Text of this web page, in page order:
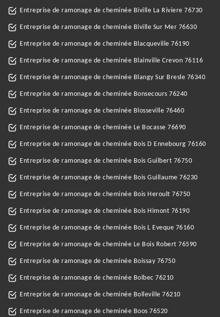
Entreprise de ramonage de cheminée Biville La Riviere 76730
Entreprise de ramonage de cheminée Biville Sur Mer 76630
Entreprise de ramonage de cheminée Blacqueville 76190
Entreprise de ramonage de cheminée Blainville Crevon 76116
Entreprise de ramonage de cheminée Blangy Sur Bresle 76340
Entreprise de ramonage de cheminée Bonsecours 76240
Entreprise de ramonage de cheminée Blosseville 76460
Entreprise de ramonage de cheminée Le Bocasse 76690
Entreprise de ramonage de cheminée Bois D Ennebourg 76160
Entreprise de ramonage de cheminée Bois Guilbert 76750
Entreprise de ramonage de cheminée Bois Guillaume 76230
Entreprise de ramonage de cheminée Bois Heroult 76750
Entreprise de ramonage de cheminée Bois Himont 76190
Entreprise de ramonage de cheminée Bois L Eveque 76160
Entreprise de ramonage de cheminée Le Bois Robert 76590
Entreprise de ramonage de cheminée Boissay 76750
Entreprise de ramonage de cheminée Bolbec 76210
Entreprise de ramonage de cheminée Bolleville 76210
Entreprise de ramonage de cheminée Boos 76520